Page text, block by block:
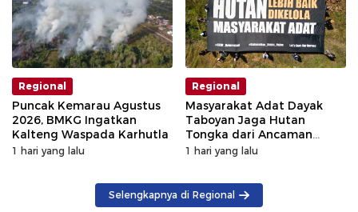
Regional
Puncak Kemarau Agustus
2026, BMKG Ingatkan
Kalteng Waspada Karhutla
1 hari yang lalu
Regional
Masyarakat Adat Dayak
Taboyan Jaga Hutan
Tongka dari Ancaman
Deforestasi
1 hari yang lalu
Selengkapnya di Regional